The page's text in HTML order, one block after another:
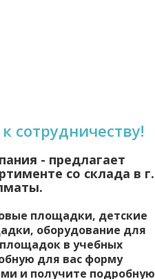
сотрудничеству!
- предлагает
со склада в г.
площадки, детские
оборудование для
в учебных
для вас форму
и получите подробную